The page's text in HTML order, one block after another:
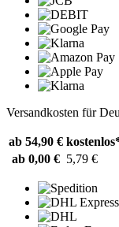
Versandkosten für
ab 54,90 €
ab 0,00 € 5,79 €